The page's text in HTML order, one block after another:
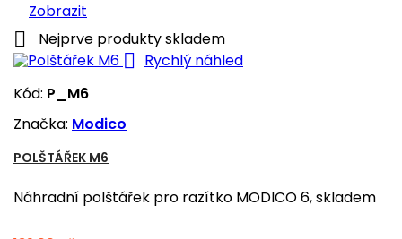
Zobrazit
 Nejprve produkty skladem

Rychlý náhled
Kód: P_M6
Značka: Modico
POLŠTÁŘEK M6
Náhradní polštářek pro razítko MODICO 6, skladem